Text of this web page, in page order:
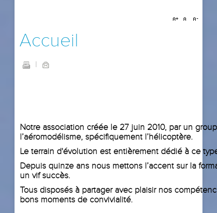
Accueil
Notre association créée le 27 juin 2010, par un
l’aéromodélisme, spécifiquement l’hélicoptère.
Le terrain d'évolution est entièrement dédié à ce
Depuis quinze ans nous mettons l’accent sur la
un vif succès.
Tous disposés à partager avec plaisir nos
bons moments de convivialité.